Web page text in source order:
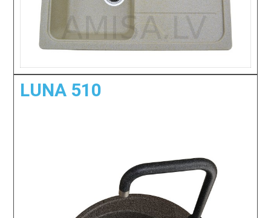
LUNA 510